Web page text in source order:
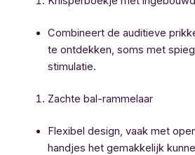
Combineert de auditieve
te ontdekken, soms met
stimulatie.
Zachte bal-rammelaar
Flexibel design, vaak met
handjes het gemakkelijk